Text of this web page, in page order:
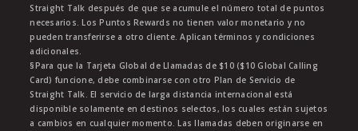
Straight Talk después de que se acumule el número total de puntos
necesarios. Los Puntos Rewards no tienen valor monetario y no
pueden transferirse a otro cliente. Aplican términos y condiciones
adicionales.
§Para que la Tarjeta Global de Llamadas de $10 ($10 Global Calling
Card) funcione, debe combinarse con otro Plan de Servicio de
Straight Talk. El servicio de larga distancia internacional está
disponible solamente en destinos selectos, los cuales están sujetos
a cambios en cualquier momento. Las llamadas deben originarse en